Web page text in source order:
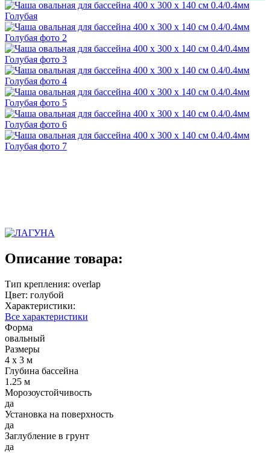
Описание товара:
Тип крепления: overlap
Цвет: голубой
Характеристики:
Все характеристики
Форма
овальный
Размеры
4 x 3 м
Глубина бассейна
1.25 м
Морозоустойчивость
да
Установка на поверхность
да
Заглубление в грунт
да